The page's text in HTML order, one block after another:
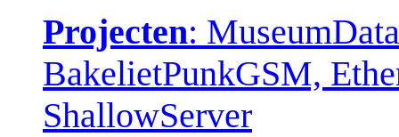
Projecten:
BakelietPunkGSM,
ShallowServer